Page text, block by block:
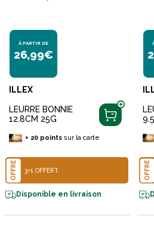
À PARTIR DE
26,99€
ILLEX
LEURRE BONNIE
12.8CM 25G
+ 20pointssur la carte
OFFRE 3+1 OFFERT
Disponible en livraison
OFFRE